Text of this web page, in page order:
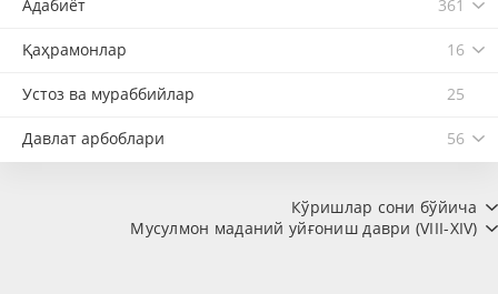
Адабиёт 361
Қаҳрамонлар 16
Устоз ва мураббийлар 25
Давлат арбоблари 56
Кўришлар сони бўйича
Мусулмон маданий уйғониш даври (VIII-XIV)